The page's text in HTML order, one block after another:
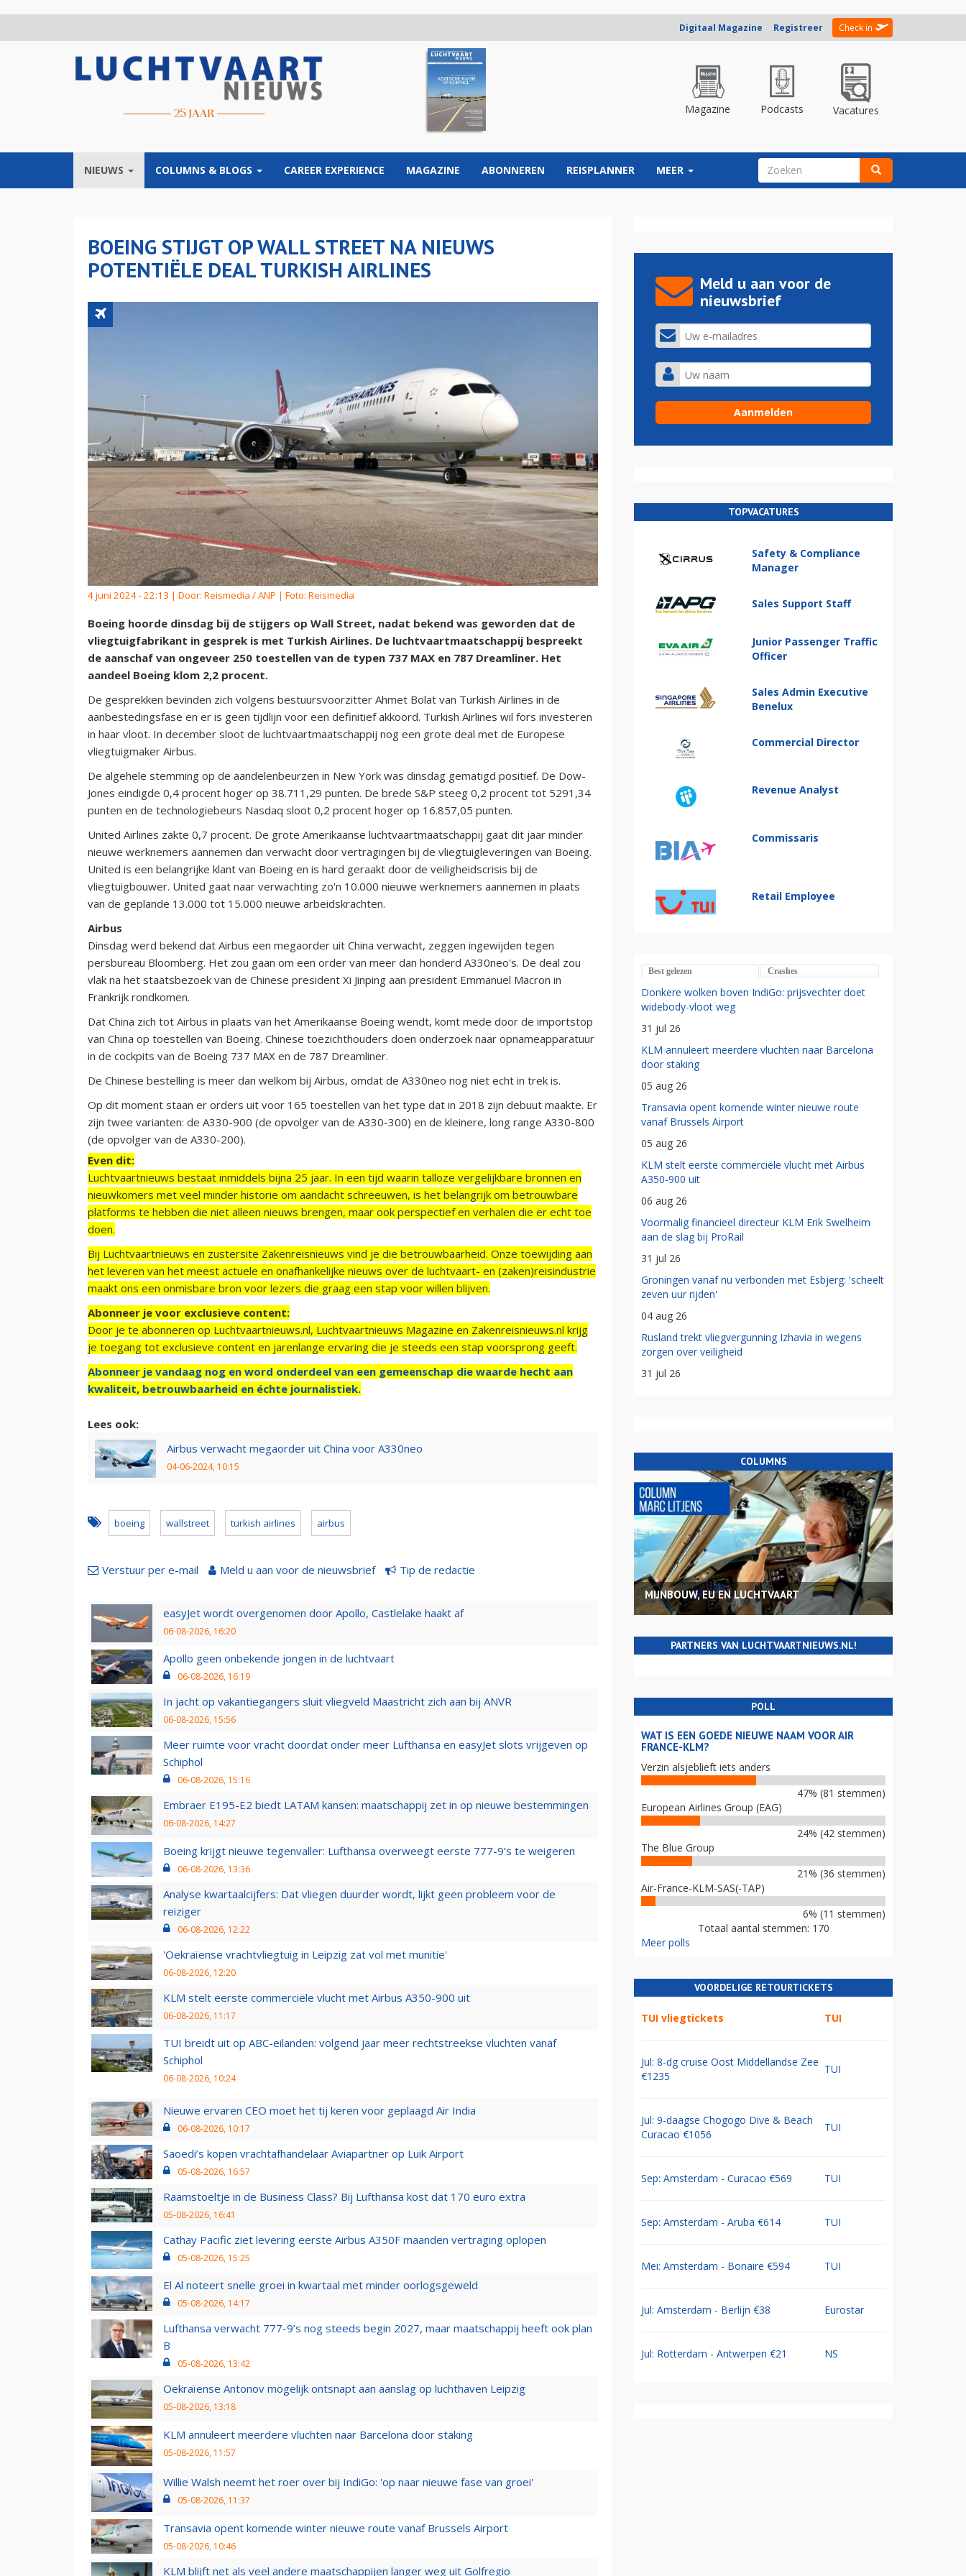
Digitaal Magazine Registreer Check in
Magazine Podcasts Vacatures
NIEUWS COLUMNS & BLOGS CAREER EXPERIENCE MAGAZINE ABONNEREN REISPLANNER MEER ZOEKVELD
BOEING STIJGT OP WALL STREET NA NIEUWS
POTENTIËLE DEAL TURKISH AIRLINES
4 juni 2024 - 22:13 | Door: Reismedia / ANP | Foto: Reismedia
Boeing hoorde dinsdag bij de stijgers op Wall Street, nadat bekend was geworden dat de
vliegtuigfabrikant in gesprek is met Turkish Airlines. De luchtvaartmaatschappij bespreekt
de aanschaf van ongeveer 250 toestellen van de typen 737 MAX en 787 Dreamliner. Het
aandeel Boeing klom 2,2 procent.
De gesprekken bevinden zich volgens bestuursvoorzitter Ahmet Bolat van Turkish Airlines in de
aanbestedingsfase en er is geen tijdlijn voor een definitief akkoord. Turkish Airlines wil fors investeren
in haar vloot. In december sloot de luchtvaartmaatschappij nog een grote deal met de Europese
vliegtuigmaker Airbus.
De algehele stemming op de aandelenbeurzen in New York was dinsdag gematigd positief. De Dow-
Jones eindigde 0,4 procent hoger op 38.711,29 punten. De brede S&P steeg 0,2 procent tot 5291,34
punten en de technologiebeurs Nasdaq sloot 0,2 procent hoger op 16.857,05 punten.
United Airlines zakte 0,7 procent. De grote Amerikaanse luchtvaartmaatschappij gaat dit jaar minder
nieuwe werknemers aannemen dan verwacht door vertragingen bij de vliegtuigleveringen van Boeing.
United is een belangrijke klant van Boeing en is hard geraakt door de veiligheidscrisis bij de
vliegtuigbouwer. United gaat naar verwachting zo'n 10.000 nieuwe werknemers aannemen in plaats
van de geplande 13.000 tot 15.000 nieuwe arbeidskrachten.
Airbus
Dinsdag werd bekend dat Airbus een megaorder uit China verwacht, zeggen ingewijden tegen
persbureau Bloomberg. Het zou gaan om een order van meer dan honderd A330neo's. De deal zou
vlak na het staatsbezoek van de Chinese president Xi Jinping aan president Emmanuel Macron in
Frankrijk rondkomen.
Dat China zich tot Airbus in plaats van het Amerikaanse Boeing wendt, komt mede door de importstop
van China op toestellen van Boeing. Chinese toezichthouders doen onderzoek naar opnameapparatuur
in de cockpits van de Boeing 737 MAX en de 787 Dreamliner.
De Chinese bestelling is meer dan welkom bij Airbus, omdat de A330neo nog niet echt in trek is.
Op dit moment staan er orders uit voor 165 toestellen van het type dat in 2018 zijn debuut maakte. Er
zijn twee varianten: de A330-900 (de opvolger van de A330-300) en de kleinere, long range A330-800
(de opvolger van de A330-200).
Even dit:
Luchtvaartnieuws bestaat inmiddels bijna 25 jaar. In een tijd waarin talloze vergelijkbare bronnen en
nieuwkomers met veel minder historie om aandacht schreeuwen, is het belangrijk om betrouwbare
platforms te hebben die niet alleen nieuws brengen, maar ook perspectief en verhalen die er echt toe
doen.
Bij Luchtvaartnieuws en zustersite Zakenreisnieuws vind je die betrouwbaarheid. Onze toewijding aan
het leveren van het meest actuele en onafhankelijke nieuws over de luchtvaart- en (zaken)reisindustrie
maakt ons een onmisbare bron voor lezers die graag een stap voor willen blijven.
Abonneer je voor exclusieve content:
Door je te abonneren op Luchtvaartnieuws.nl, Luchtvaartnieuws Magazine en Zakenreisnieuws.nl krijg
je toegang tot exclusieve content en jarenlange ervaring die je steeds een stap voorsprong geeft.
Abonneer je vandaag nog en word onderdeel van een gemeenschap die waarde hecht aan
kwaliteit, betrouwbaarheid en échte journalistiek.
Lees ook:
Airbus verwacht megaorder uit China voor A330neo
04-06-2024, 10:15
boeing wallstreet turkish airlines airbus
Verstuur per e-mail Meld u aan voor de nieuwsbrief Tip de redactie
easyJet wordt overgenomen door Apollo, Castlelake haakt af
06-08-2026, 16:20
Apollo geen onbekende jongen in de luchtvaart
06-08-2026, 16:19
In jacht op vakantiegangers sluit vliegveld Maastricht zich aan bij ANVR
06-08-2026, 15:56
Meer ruimte voor vracht doordat onder meer Lufthansa en easyJet slots vrijgeven op
Schiphol
06-08-2026, 15:16
Embraer E195-E2 biedt LATAM kansen: maatschappij zet in op nieuwe bestemmingen
06-08-2026, 14:27
Boeing krijgt nieuwe tegenvaller: Lufthansa overweegt eerste 777-9’s te weigeren
06-08-2026, 13:36
Analyse kwartaalcijfers: Dat vliegen duurder wordt, lijkt geen probleem voor de
reiziger
06-08-2026, 12:22
'Oekraïense vrachtvliegtuig in Leipzig zat vol met munitie'
06-08-2026, 12:20
KLM stelt eerste commerciële vlucht met Airbus A350-900 uit
06-08-2026, 11:17
TUI breidt uit op ABC-eilanden: volgend jaar meer rechtstreekse vluchten vanaf
Schiphol
06-08-2026, 10:24
Nieuwe ervaren CEO moet het tij keren voor geplaagd Air India
06-08-2026, 10:17
Saoedi’s kopen vrachtafhandelaar Aviapartner op Luik Airport
05-08-2026, 16:57
Raamstoeltje in de Business Class? Bij Lufthansa kost dat 170 euro extra
05-08-2026, 16:41
Cathay Pacific ziet levering eerste Airbus A350F maanden vertraging oplopen
05-08-2026, 15:25
El Al noteert snelle groei in kwartaal met minder oorlogsgeweld
05-08-2026, 14:17
Lufthansa verwacht 777-9’s nog steeds begin 2027, maar maatschappij heeft ook plan
B
05-08-2026, 13:42
Oekraïense Antonov mogelijk ontsnapt aan aanslag op luchthaven Leipzig
05-08-2026, 13:18
KLM annuleert meerdere vluchten naar Barcelona door staking
05-08-2026, 11:57
Willie Walsh neemt het roer over bij IndiGo: 'op naar nieuwe fase van groei'
05-08-2026, 11:37
Transavia opent komende winter nieuwe route vanaf Brussels Airport
05-08-2026, 10:46
KLM blijft net als veel andere maatschappijen langer weg uit Golfregio
Meld u aan voor de
nieuwsbrief
TOPVACATURES
Safety & Compliance
Manager
Sales Support Staff
Junior Passenger Traffic
Officer
Sales Admin Executive
Benelux
Commercial Director
Revenue Analyst
Commissaris
Retail Employee
Best gelezen Crashes
Donkere wolken boven IndiGo: prijsvechter doet
widebody-vloot weg
31 jul 26
KLM annuleert meerdere vluchten naar Barcelona
door staking
05 aug 26
Transavia opent komende winter nieuwe route
vanaf Brussels Airport
05 aug 26
KLM stelt eerste commerciële vlucht met Airbus
A350-900 uit
06 aug 26
Voormalig financieel directeur KLM Erik Swelheim
aan de slag bij ProRail
31 jul 26
Groningen vanaf nu verbonden met Esbjerg: 'scheelt
zeven uur rijden'
04 aug 26
Rusland trekt vliegvergunning Izhavia in wegens
zorgen over veiligheid
31 jul 26
COLUMNS
MIJNBOUW, EU EN LUCHTVAART
PARTNERS VAN LUCHTVAARTNIEUWS.NL!
POLL
WAT IS EEN GOEDE NIEUWE NAAM VOOR AIR
FRANCE-KLM?
Verzin alsjeblieft iets anders
47% (81 stemmen)
European Airlines Group (EAG)
24% (42 stemmen)
The Blue Group
21% (36 stemmen)
Air-France-KLM-SAS(-TAP)
6% (11 stemmen)
Totaal aantal stemmen: 170
Meer polls
VOORDELIGE RETOURTICKETS
TUI vliegtickets TUI
Jul: 8-dg cruise Oost Middellandse Zee
€1235
TUI
Jul: 9-daagse Chogogo Dive & Beach
Curacao €1056
TUI
Sep: Amsterdam - Curacao €569 TUI
Sep: Amsterdam - Aruba €614 TUI
Mei: Amsterdam - Bonaire €594 TUI
Jul: Amsterdam - Berlijn €38 Eurostar
Jul: Rotterdam - Antwerpen €21 NS